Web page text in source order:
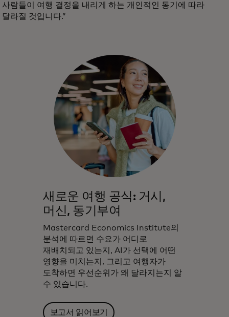
사람들이 여행 결정을 내리게 하는 개인적인 동기에 따라
달라질 것입니다.”
새로운 여행 공식: 거시,
머신, 동기부여
Mastercard Economics Institute의
분석에 따르면 수요가 어디로
재배치되고 있는지, AI가 선택에 어떤
영향을 미치는지, 그리고 여행자가
도착하면 우선순위가 왜 달라지는지 알
수 있습니다.
보고서 읽어보기